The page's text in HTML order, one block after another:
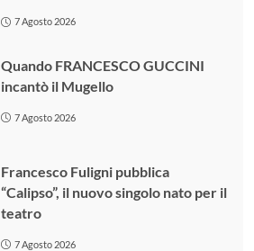
7 Agosto 2026
Quando FRANCESCO GUCCINI
incantò il Mugello
7 Agosto 2026
Francesco Fuligni pubblica
“Calipso”, il nuovo singolo nato per il
teatro
7 Agosto 2026